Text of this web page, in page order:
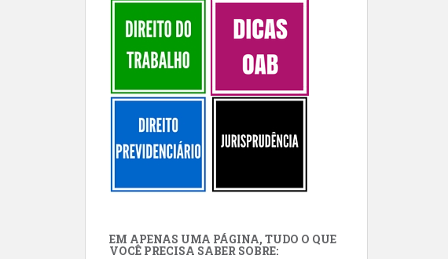
EM APENAS UMA PÁGINA, TUDO O QUE
VOCÊ PRECISA SABER SOBRE: